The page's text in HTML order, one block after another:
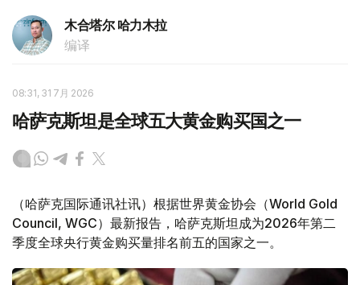
木合塔尔 哈力木拉
编译
08:31, 31 7月 2026
哈萨克斯坦是全球五大黄金购买国之一
（哈萨克国际通讯社讯）根据世界黄金协会（World Gold
Council, WGC）最新报告，哈萨克斯坦成为2026年第二
季度全球央行黄金购买量排名前五的国家之一。